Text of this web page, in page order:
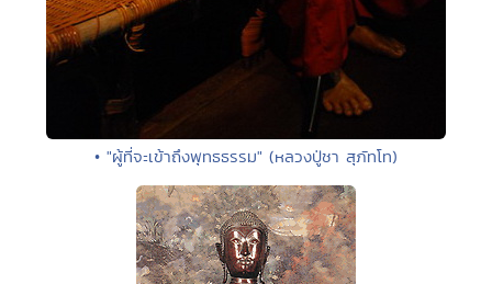
• "ผู้ที่จะเข้าถึงพุทธธรรม" (หลวงปู่ชา สุภัทโท)